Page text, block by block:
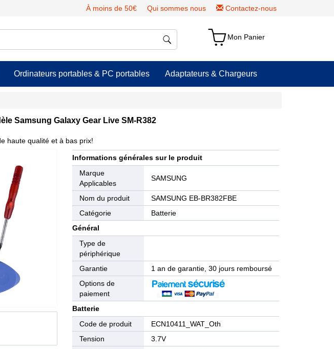
À moins de 50€ Qui sommes nous Contactez-nous
Mon Panier
Ordinateurs portables & PC portables Adaptateurs & Chargeurs
Samsung Galaxy Gear Live SM-R382
haute qualité et à bas prix!
Informations générales sur le produit
Marque
Applicables
SAMSUNG
Nom du produit
SAMSUNG EB-BR382FBE
Catégorie
Batterie
Général
Type de
périphérique
Garantie
1 an de garantie, 30 jours remboursé
Options de
paiement
Batterie
Code de produit
ECN10411_WAT_Oth
Tension
3.7V